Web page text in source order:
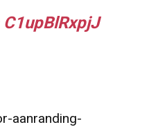
aanranding-